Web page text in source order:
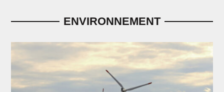
ENVIRONNEMENT